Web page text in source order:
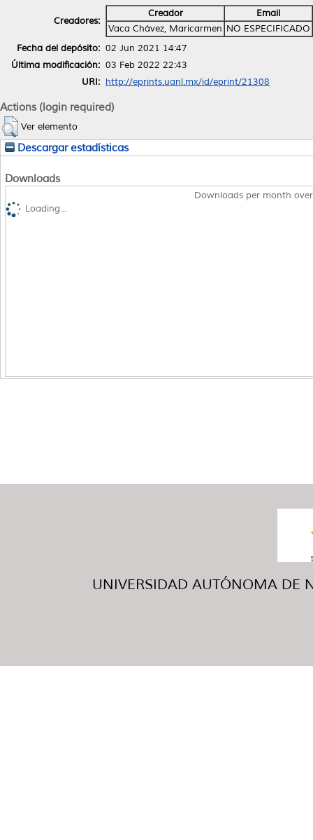
Creadores:
Creador
Email
Vaca Chávez, Maricarmen NO ESPECIFICADO
Fecha del depósito: 02 Jun 2021 14:47
Última modificación: 03 Feb 2022 22:43
URI: http://eprints.uanl.mx/id/eprint/21308
Actions (login required)
Ver elemento
Descargar estadísticas
Downloads
Downloads per month
Loading...
UNIVERSIDAD AUTÓNOMA DE